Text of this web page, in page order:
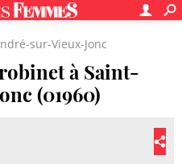
sur-Vieux-Jonc
à Saint-
(01960)